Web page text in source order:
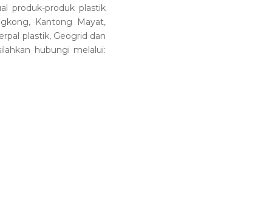
produk-produk plastik
Kantong Mayat,
plastik, Geogrid dan
hubungi melalui: